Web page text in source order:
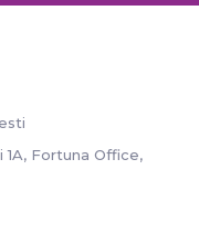
Fortuna Office,